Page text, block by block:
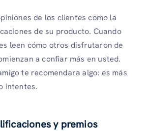
de los clientes como la
de su producto. Cuando
leen cómo otros disfrutaron de
a confiar más en usted.
te recomendara algo: es más
intentes.
y premios